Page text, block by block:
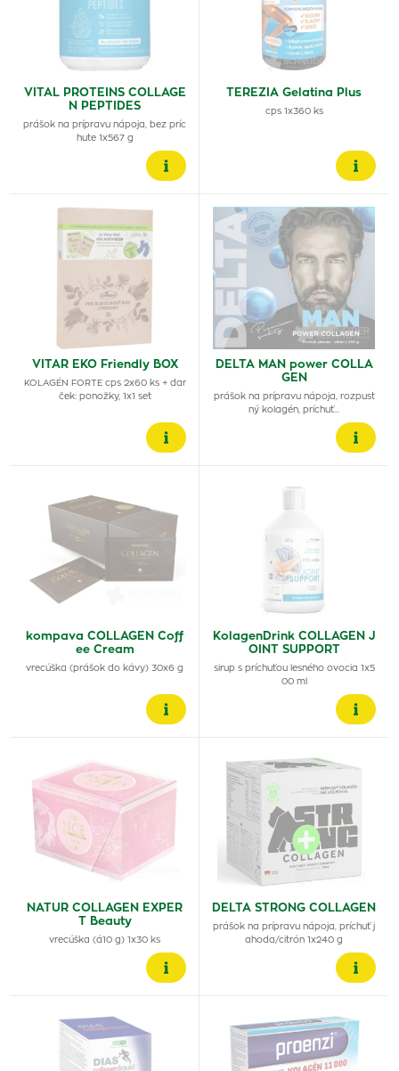
VITAL PROTEINS COLLAGE
N PEPTIDES
prášok na prípravu nápoja, bez príc
hute 1x567 g
TEREZIA Gelatina Plus
cps 1x360 ks
VITAR EKO Friendly BOX
KOLAGÉN FORTE cps 2x60 ks + dar
ček: ponožky, 1x1 set
DELTA MAN power COLLA
GEN
prášok na prípravu nápoja, rozpust
ný kolagén, príchuť…
kompava COLLAGEN Coff
ee Cream
vrecúška (prášok do kávy) 30x6 g
KolagenDrink COLLAGEN J
OINT SUPPORT
sirup s príchuťou lesného ovocia 1x5
00 ml
NATUR COLLAGEN EXPER
T Beauty
vrecúška (á10 g) 1x30 ks
DELTA STRONG COLLAGEN
prášok na prípravu nápoja, príchuť j
ahoda/citrón 1x240 g